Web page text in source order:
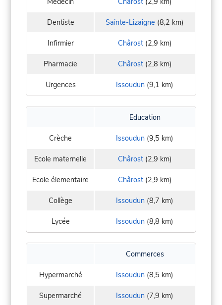
Dentiste Sainte-Lizaigne (8,2 km)
Infirmier Chârost(2,9 km)
Pharmacie Chârost(2,8 km)
Urgences Issoudun (9,1 km)
Education
Crèche Issoudun (9,5 km)
Ecole maternelle Chârost(2,9 km)
Ecole élementaire Chârost(2,9 km)
Collège Issoudun (8,7 km)
Lycée Issoudun (8,8 km)
Commerces
Hypermarché Issoudun (8,5 km)
Supermarché Issoudun (7,9 km)